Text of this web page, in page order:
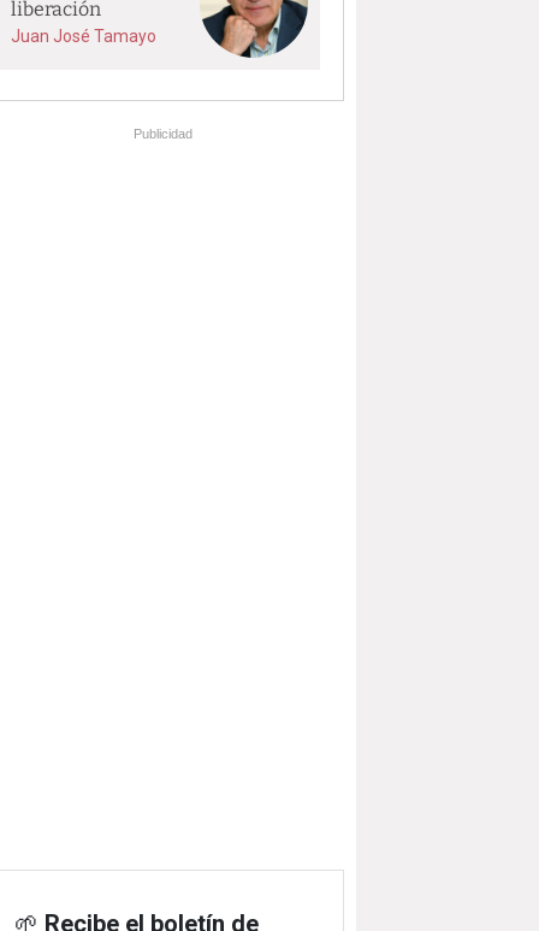
liberación
Juan José Tamayo
Publicidad
🌱 Recibe el boletín de